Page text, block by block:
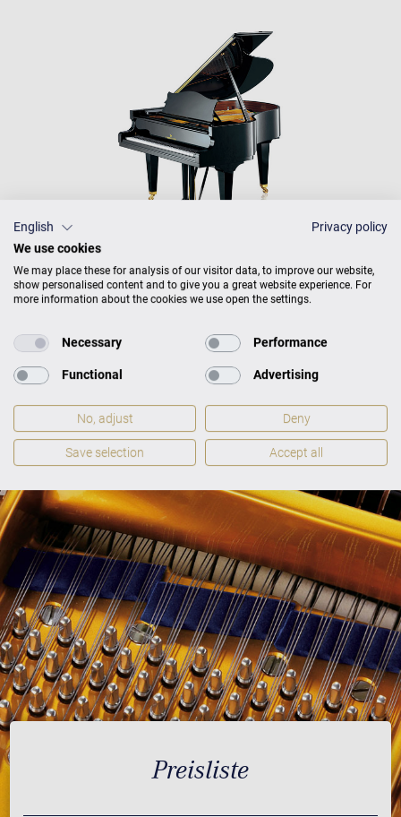
C. BECHSTEIN CONCERT &
PRODUKTKATALOG
Preisliste
English
Privacy policy
We use cookies
We may place these for analysis of our visitor data, to improve our website,
show personalised content and to give you a great website experience. For
more information about the cookies we use open the settings.
Necessary Performance
Functional Advertising
No, adjust Deny
Save selection Accept all